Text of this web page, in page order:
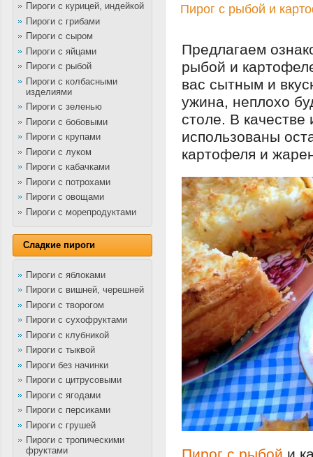
Пироги с курицей, индейкой
Пироги с грибами
Пироги с сыром
Пироги с яйцами
Пироги с рыбой
Пироги с колбасными
изделиями
Пироги с зеленью
Пироги с бобовыми
Пироги с крупами
Пироги с луком
Пироги с кабачками
Пироги с потрохами
Пироги с овощами
Пироги с морепродуктами
Сладкие пироги
Пироги с яблоками
Пироги с вишней, черешней
Пироги с творогом
Пироги с сухофруктами
Пироги с клубникой
Пироги с тыквой
Пироги без начинки
Пироги с цитрусовыми
Пироги с ягодами
Пироги с персиками
Пироги с грушей
Пироги с тропическими
фруктами
Пирог с рыбой и
Предлагаем
рыбой и
вас сытным и
ужина, неплохо
столе. В качестве
использованы
картофеля и